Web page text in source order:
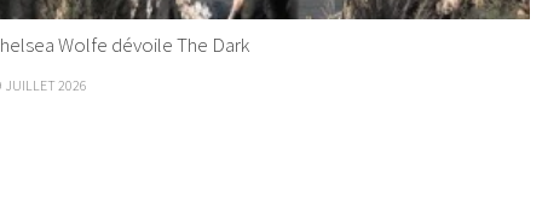
Wolfe dévoile The Dark
JUILLET 2026